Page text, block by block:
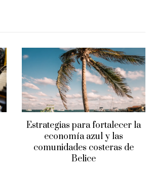
Estrategias para fortalecer la
economía azul y las
comunidades costeras de
Belice